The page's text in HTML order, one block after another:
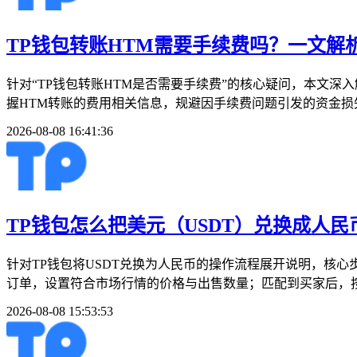
TP钱包转账HTM需要手续费吗？一文解
针对“TP钱包转账HTM是否需要手续费”的核心疑问，本文深
握HTM转账的费用相关信息，规避因手续费问题引发的资金
2026-08-08 16:41:36
TP钱包怎么把美元（USDT）兑换成人民
针对TP钱包将USDT兑换为人民币的操作流程展开说明，核
订单，设置符合市场行情的价格与出售数量；匹配到买家后
2026-08-08 15:53:53